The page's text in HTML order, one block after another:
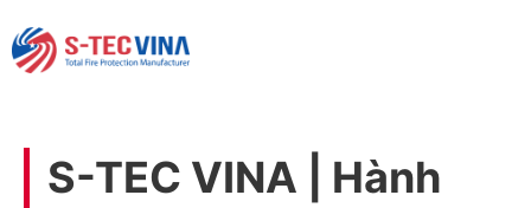
S-TEC VINA | Hành